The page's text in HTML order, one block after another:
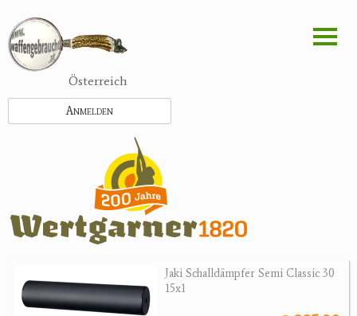
zum
Inhalt
Österreich
Anmelden
Jaki Schalldämpfer Semi Classic 30
15x1